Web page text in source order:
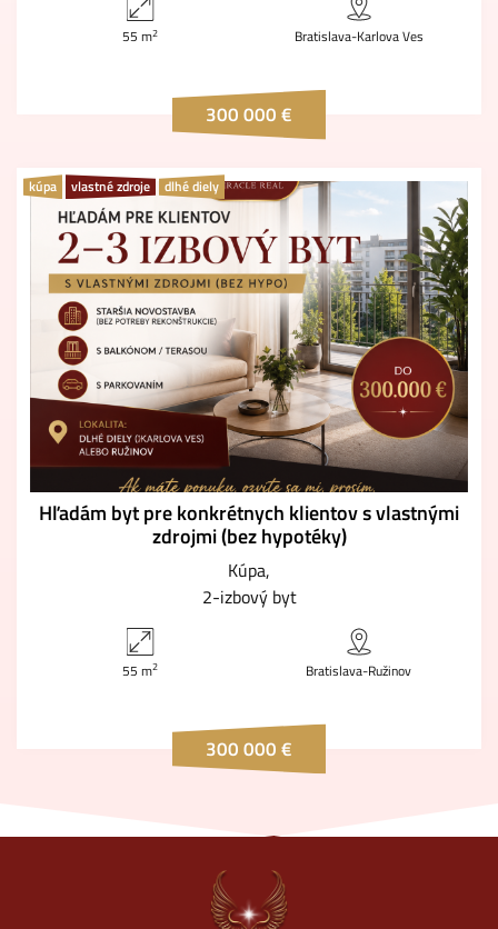
55 m2 Bratislava-Karlova Ves
300 000 €
kúpa vlastné zdroje dlhé diely
Hľadám byt pre konkrétnych klientov s vlastnými
zdrojmi (bez hypotéky)
Kúpa
2-izbový byt
55 m2 Bratislava-Ružinov
300 000 €